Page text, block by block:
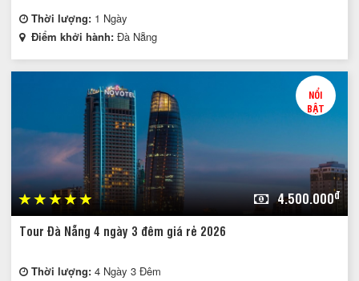
Thời lượng: 1 Ngày
Điểm khởi hành: Đà Nẵng
NỔI
BẬT
4.500.000đ
Tour Đà Nẵng 4 ngày 3 đêm giá rẻ 2026
Thời lượng: 4 Ngày 3 Đêm